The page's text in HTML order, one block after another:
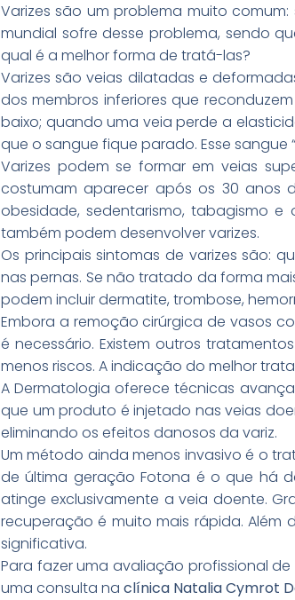
Varizes são um problema muito
mundial sofre desse problema, sendo
qual é a melhor forma de tratá-las?
Varizes são veias dilatadas e
dos membros inferiores que
baixo; quando uma veia perde a
que o sangue fique parado. Esse
Varizes podem se formar em veias
costumam aparecer após os 30 anos
obesidade, sedentarismo, tabagismo
também podem desenvolver varizes.
Os principais sintomas de varizes são:
nas pernas. Se não tratado da forma
podem incluir dermatite, trombose,
Embora a remoção cirúrgica de vasos
é necessário. Existem outros
menos riscos. A indicação do melhor
A Dermatologia oferece técnicas
que um produto é injetado nas veias
eliminando os efeitos danosos da variz.
Um método ainda menos invasivo é o
de última geração Fotona é o que há
atinge exclusivamente a veia doente.
recuperação é muito mais rápida.
significativa.
Para fazer uma avaliação profissional
uma consulta na clínica Natalia Cymrot